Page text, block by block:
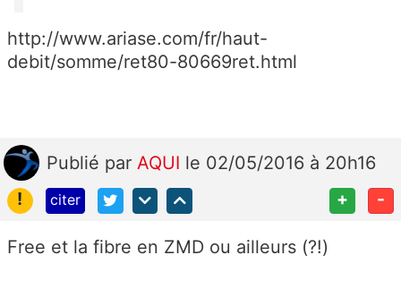
http://www.ariase.com/fr/haut-
debit/somme/ret80-80669ret.html
Publié par AQUI le 02/05/2016 à 20h16
!
citer + -
Free et la fibre en ZMD ou ailleurs (?!)